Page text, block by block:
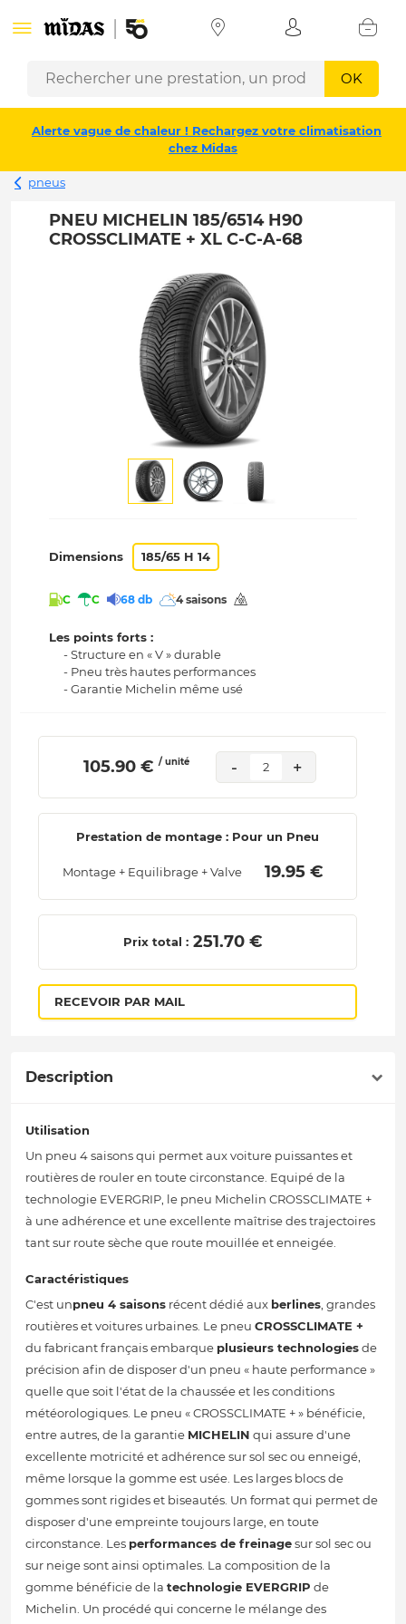
OK
Alerte vague de chaleur ! Rechargez votre climatisation
chez Midas
pneus
PNEU MICHELIN 185/6514 H90
CROSSCLIMATE + XL C-C-A-68
Dimensions 185/65 H 14
C C 68 db 4 saisons
Les points forts :
- Structure en « V » durable
- Pneu très hautes performances
- Garantie Michelin même usé
105.90 € / unité - 2 +
Prestation de montage : Pour un Pneu
Montage + Equilibrage + Valve 19.95 €
Prix total : 251.70 €
RECEVOIR PAR MAIL
Description
Utilisation
Un pneu 4 saisons qui permet aux voiture puissantes et
routières de rouler en toute circonstance. Equipé de la
technologie EVERGRIP, le pneu Michelin CROSSCLIMATE +
à une adhérence et une excellente maîtrise des trajectoires
tant sur route sèche que route mouillée et enneigée.
Caractéristiques
C'est unpneu 4 saisons récent dédié aux berlines, grandes
routières et voitures urbaines. Le pneu CROSSCLIMATE +
du fabricant français embarque plusieurs technologiesde
précision afin de disposer d'un pneu « haute performance »
quelle que soit l'état de la chaussée et les conditions
météorologiques. Le pneu « CROSSCLIMATE + » bénéficie,
entre autres, de la garantie MICHELIN qui assure d'une
excellente motricité et adhérence sur sol sec ou enneigé,
même lorsque la gomme est usée. Les larges blocs de
gommes sont rigides et biseautés. Un format qui permet de
disposer d'une empreinte toujours large, en toute
circonstance. Les performances de freinagesur sol sec ou
sur neige sont ainsi optimales. La composition de la
gomme bénéficie de la technologie EVERGRIP de
Michelin. Un procédé qui concerne le mélange des